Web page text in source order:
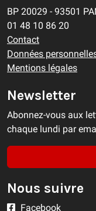
BP 20029 - 93501
01 48 10 86 20
Contact
Données
Mentions légales
Newsletter
Abonnez-vous aux
chaque lundi par
Nous suivre
Facebook